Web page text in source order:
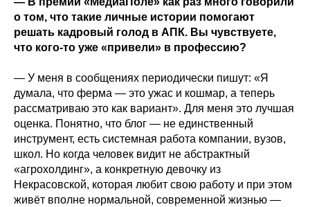
о том, что такие личные истории помогают
решать кадровый голод в АПК. Вы чувствуете,
что кого-то уже «привели» в профессию?
— У меня в сообщениях периодически пишут: «Я
думала, что ферма — это ужас и кошмар, а теперь
рассматриваю это как вариант». Для меня это лучшая
оценка. Понятно, что блог — не единственный
инструмент, есть системная работа компании, вузов,
школ. Но когда человек видит не абстрактный
«агрохолдинг», а конкретную девочку из
Некрасовской, которая любит свою работу и при этом
живёт вполне нормальной, современной жизнью —